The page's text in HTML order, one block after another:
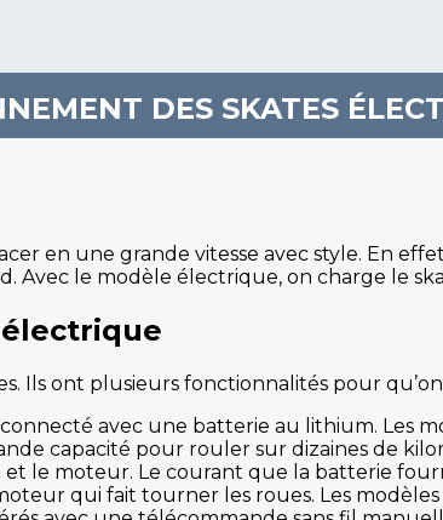
DES SKATES
en une grande vitesse avec style. En
Avec le modèle électrique, on charge le
Ils ont plusieurs fonctionnalités pour
avec une batterie au lithium. Les
capacité pour rouler sur dizaines de
le moteur. Le courant que la batterie
qui fait tourner les roues. Les